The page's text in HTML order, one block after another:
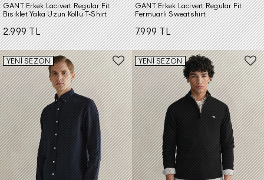
GANT Erkek Lacivert Regular Fit
Bisiklet Yaka Uzun Kollu T-Shirt
2.999 TL
GANT Erkek Lacivert Regular Fit
Fermuarlı Sweatshirt
7.999 TL
YENİ SEZON YENİ SEZON